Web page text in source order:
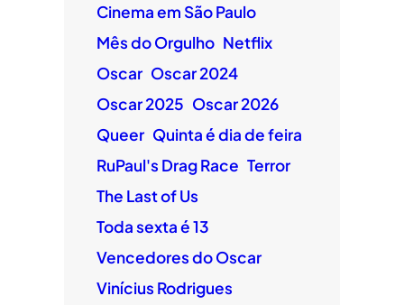
Cinema em São Paulo
Mês do Orgulho Netflix
Oscar Oscar 2024
Oscar 2025 Oscar 2026
Queer Quinta é dia de feira
RuPaul's Drag Race Terror
The Last of Us
Toda sexta é 13
Vencedores do Oscar
Vinícius Rodrigues